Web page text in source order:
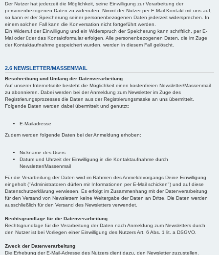
Der Nutzer hat jederzeit die Möglichkeit, seine Einwilligung zur Verarbeitung der
personenbezogenen Daten zu widerrufen. Nimmt der Nutzer per E-Mail Kontakt mit uns auf,
so kann er der Speicherung seiner personenbezogenen Daten jederzeit widersprechen. In
einem solchen Fall kann die Konversation nicht fortgeführt werden.
Ein Widerruf der Einwilligung und ein Widerspruch der Speicherung kann schriftlich, per E-
Mai oder üder das Kontaktformular erfolgen. Alle personenbezogenen Daten, die im Zuge
der Kontaktaufnahme gespeichert wurden, werden in diesem Fall gelöscht.
2.6 NEWSLETTER/MASSENMAIL
Beschreibung und Umfang der Datenverarbeitung
Auf unserer Internetseite besteht die Möglichkeit einen kostenfreien Newsletter/Massenmail
zu abonnieren. Dabei werden bei der Anmeldung zum Newsletter im Zuge des
Registrierungsprozesses die Daten aus der Registrierungsmaske an uns übermittelt.
Folgende Daten werden dabei übermittelt und genutzt:
E-Mailadresse
Zudem werden folgende Daten bei der Anmeldung erhoben:
Nickname des Users
Datum und Uhrzeit der Einwilligung in die Kontaktaufnahme durch
Newsletter/Massenmail
Für die Verarbeitung der Daten wird im Rahmen des Anmeldevorgangs Deine Einwilligung
eingeholt ("Administratoren dürfen mir Informationen per E-Mail schicken") und auf diese
Datenschutzerklärung verwiesen. Es erfolgt im Zusammenhang mit der Datenverarbeitung
für den Versand von Newslettern keine Weitergabe der Daten an Dritte. Die Daten werden
ausschließlich für den Versand des Newsletters verwendet.
Rechtsgrundlage für die Datenverarbeitung
Rechtsgrundlage für die Verarbeitung der Daten nach Anmeldung zum Newsletters durch
den Nutzer ist bei Vorliegen einer Einwilligung des Nutzers Art. 6 Abs. 1 lit. a DSGVO.
Zweck der Datenverarbeitung
Die Erhebung der E-Mail-Adresse des Nutzers dient dazu, den Newsletter zuzustellen.